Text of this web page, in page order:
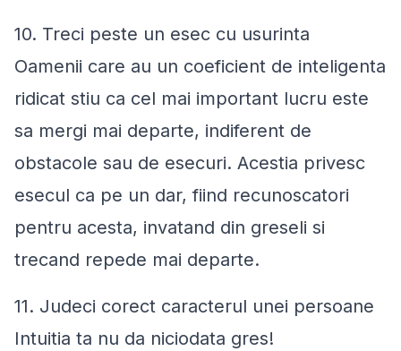
10. Treci peste un esec cu usurinta
Oamenii care au un coeficient de inteligenta
ridicat stiu ca cel mai important lucru este
sa mergi mai departe, indiferent de
obstacole sau de esecuri. Acestia privesc
esecul ca pe un dar, fiind recunoscatori
pentru acesta, invatand din greseli si
trecand repede mai departe.
11. Judeci corect caracterul unei persoane
Intuitia ta nu da niciodata gres!